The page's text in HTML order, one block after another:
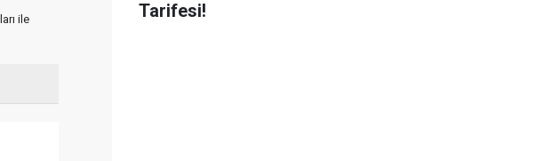
ile
Tarifesi!